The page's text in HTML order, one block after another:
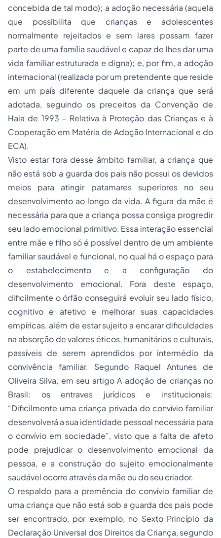
concebida de tal modo); a adoção necessária (aquela
que possibilita que crianças e adolescentes
normalmente rejeitados e sem lares possam fazer
parte de uma família saudável e capaz de lhes dar uma
vida familiar estruturada e digna); e, por fim, a adoção
internacional (realizada por um pretendente que reside
em um país diferente daquele da criança que será
adotada, seguindo os preceitos da Convenção de
Haia de 1993 - Relativa à Proteção das Crianças e à
Cooperação em Matéria de Adoção Internacional e do
ECA).
Visto estar fora desse âmbito familiar, a criança que
não está sob a guarda dos pais não possui os devidos
meios para atingir patamares superiores no seu
desenvolvimento ao longo da vida. A figura da mãe é
necessária para que a criança possa consiga progredir
seu lado emocional primitivo. Essa interação essencial
entre mãe e filho só é possível dentro de um ambiente
familiar saudável e funcional, no qual há o espaço para
o estabelecimento e a configuração do
desenvolvimento emocional. Fora deste espaço,
dificilmente o órfão conseguirá evoluir seu lado físico,
cognitivo e afetivo e melhorar suas capacidades
empíricas, além de estar sujeito a encarar dificuldades
na absorção de valores éticos, humanitários e culturais,
passíveis de serem aprendidos por intermédio da
convivência familiar. Segundo Raquel Antunes de
Oliveira Silva, em seu artigoA adoção de crianças no
Brasil: os entraves jurídicos e institucionais:
“Dificilmente uma criança privada do convívio familiar
desenvolverá a sua identidade pessoal necessária para
o convívio em sociedade”, visto que a falta de afeto
pode prejudicar o desenvolvimento emocional da
pessoa, e a construção do sujeito emocionalmente
saudável ocorre através da mãe ou do seu criador.
O respaldo para a premência do convívio familiar de
uma criança que não está sob a guarda dos pais pode
ser encontrado, por exemplo, no Sexto Princípio da
Declaração Universal dos Direitos da Criança, segundo